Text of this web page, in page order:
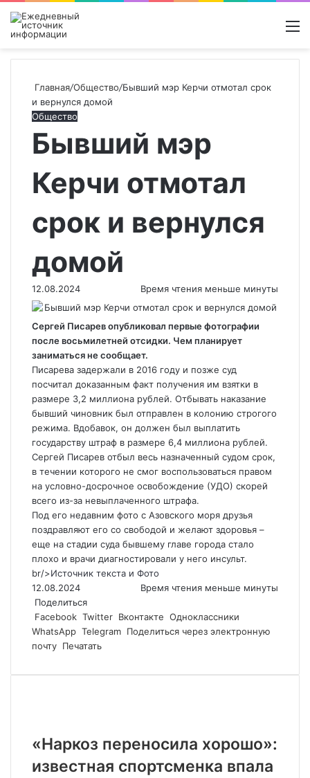
Поиск
Switch
Главная/Общество/Бывший мэр Керчи отмотал срок
и вернулся домой
Общество
Бывший мэр
Керчи отмотал
срок и вернулся
домой
12.08.2024 Время чтения меньше минуты
Сергей Писарев опубликовал первые фотографии
после восьмилетней отсидки. Чем планирует
заниматься не сообщает.
Писарева задержали в 2016 году и позже суд
посчитал доказанным факт получения им взятки в
размере 3,2 миллиона рублей. Отбывать наказание
бывший чиновник был отправлен в колонию строгого
режима. Вдобавок, он должен был выплатить
государству штраф в размере 6,4 миллиона рублей.
Сергей Писарев отбыл весь назначенный судом срок,
в течении которого не смог воспользоваться правом
на условно-досрочное освобождение (УДО) скорей
всего из-за невыплаченного штрафа.
Под его недавним фото с Азовского моря друзья
поздравляют его со свободой и желают здоровья –
еще на стадии суда бывшему главе города стало
плохо и врачи диагностировали у него инсульт.
br/>Источник текста и Фото
12.08.2024
Время чтения меньше минуты
Поделиться
Facebook Twitter Вконтакте Одноклассники
WhatsApp Telegram Поделиться через электронную
почту Печатать
«Наркоз переносила хорошо»:
известная спортсменка впала